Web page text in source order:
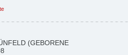
(GEBORENE